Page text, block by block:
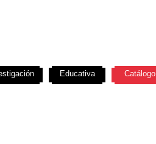
Educativa Catálogo